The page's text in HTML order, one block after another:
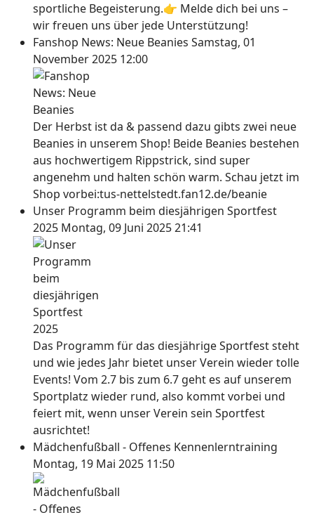
sportliche Begeisterung.👉 Melde dich bei uns –
wir freuen uns über jede Unterstützung!
Fanshop News: Neue Beanies Samstag, 01
November 2025 12:00
Der Herbst ist da & passend dazu gibts zwei neue
Beanies in unserem Shop! Beide Beanies bestehen
aus hochwertigem Rippstrick, sind super
angenehm und halten schön warm. Schau jetzt im
Shop vorbei:tus-nettelstedt.fan12.de/beanie
Unser Programm beim diesjährigen Sportfest
2025 Montag, 09 Juni 2025 21:41
Das Programm für das diesjährige Sportfest steht
und wie jedes Jahr bietet unser Verein wieder tolle
Events! Vom 2.7 bis zum 6.7 geht es auf unserem
Sportplatz wieder rund, also kommt vorbei und
feiert mit, wenn unser Verein sein Sportfest
ausrichtet!
Mädchenfußball - Offenes Kennenlerntraining
Montag, 19 Mai 2025 11:50